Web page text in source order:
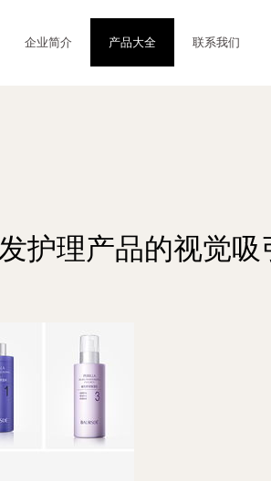
企业简介 产品大全 联系我们
护理产品的视觉吸